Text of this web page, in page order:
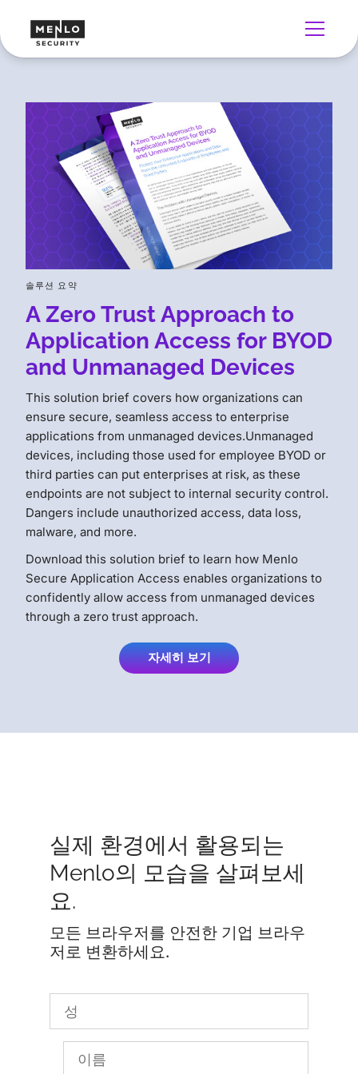
솔루션 요약
A Zero Trust Approach to
Application Access for BYOD
and Unmanaged Devices
This solution brief covers how organizations can
ensure secure, seamless access to enterprise
applications from unmanaged devices.Unmanaged
devices, including those used for employee BYOD or
third parties can put enterprises at risk, as these
endpoints are not subject to internal security control.
Dangers include unauthorized access, data loss,
malware, and more.
Download this solution brief to learn how Menlo
Secure Application Access enables organizations to
confidently allow access from unmanaged devices
through a zero trust approach.
자세히 보기
실제 환경에서 활용되는
Menlo의 모습을 살펴보세
요.
모든 브라우저를 안전한 기업 브라우
저로 변환하세요.